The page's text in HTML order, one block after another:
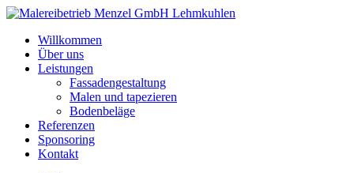
Willkommen
Über uns
Leistungen
Fassadengestaltung
Malen und tapezieren
Bodenbeläge
Referenzen
Sponsoring
Kontakt